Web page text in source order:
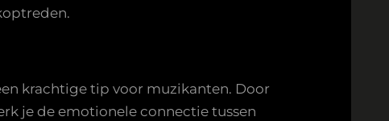
krachtige tip voor muzikanten. Door
je de emotionele connectie tussen